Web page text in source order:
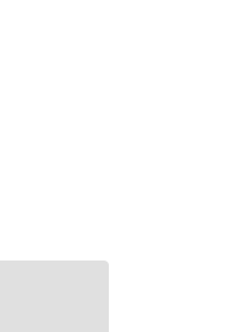
木小柏@木小柏
雨泽@语叶羽业